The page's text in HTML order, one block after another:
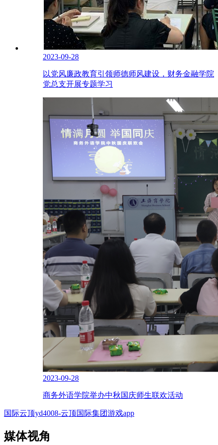
2023-09-28
以党风廉政教育引领师德师风建设，财务金融学院
党总支开展专题学习
2023-09-28
商务外语学院举办中秋国庆师生联欢活动
国际云顶yd4008-云顶国际集团游戏app
媒体视角